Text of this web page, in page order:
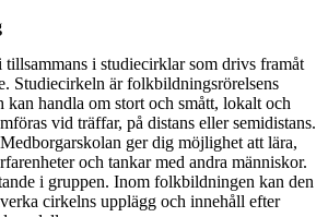
i studiecirklar som drivs framåt
Studiecirkeln är folkbildningsrörelsens
kan handla om stort och smått, lokalt och
vid träffar, på distans eller semidistans.
ger dig möjlighet att lära,
och tankar med andra människor.
i gruppen. Inom folkbildningen kan den
cirkelns upplägg och innehåll efter